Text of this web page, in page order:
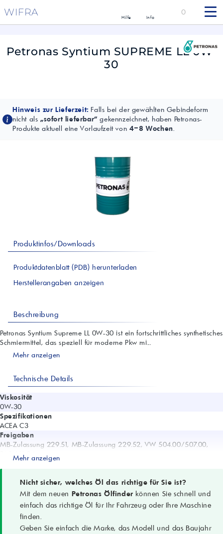
WIFRA Hilfe Info
0
Petronas Syntium SUPREME LL 0W-
30
Hinweis zur Lieferzeit: Falls bei der gewählten Gebindeform
nicht als „sofort lieferbar“ gekennzeichnet, haben Petronas-
Produkte aktuell eine Vorlaufzeit von 4–8 Wochen.
Produktinfos/Downloads
Produktdatenblatt (PDB) herunterladen
Herstellerangaben anzeigen
Beschreibung
Petronas Syntium Supreme LL 0W-30 ist ein fortschrittliches synthetisches
Schmiermittel, das speziell für moderne Pkw mi...
Mehr anzeigen
Technische Details
Viskosität
0W-30
Spezifikationen
ACEA C3
Freigaben
MB-Zulassung 229.51, MB-Zulassung 229.52, VW 504.00/507.00,
BMW LL-04
Leistungsklasse
Technologie
°CoolTech™ zur Hitzekontrolle
Anwendungsgebiete
Pkw, SUVs, leichte Nutzfahrzeuge (Benzin & Diesel)
Dichte bei 15 °C
0,843 g/cm³
Mehr anzeigen
Nicht sicher, welches Öl das richtige für Sie ist?
Mit dem neuen Petronas Ölfinder können Sie schnell und
einfach das richtige Öl für Ihr Fahrzeug oder Ihre Maschine
finden.
Geben Sie einfach die Marke, das Modell und das Baujahr